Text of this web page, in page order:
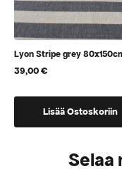
Lyon Stripe grey
39,00€
Lisää Ostoskoriin
Selaa